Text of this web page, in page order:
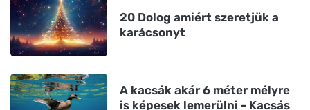
20 Dolog amiért szeretjük a
karácsonyt
A kacsák akár 6 méter mélyre
is képesek lemerülni - Kacsás